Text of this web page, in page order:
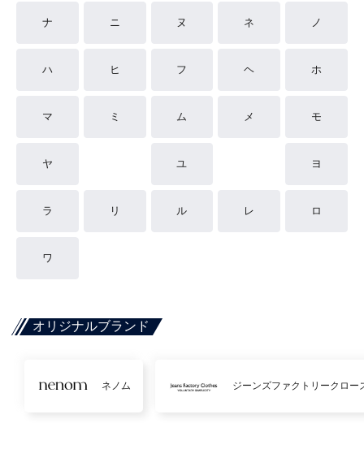
ナ ニ ヌ ネ ノ
ハ ヒ フ ヘ ホ
マ ミ ム メ モ
ヤ ユ ヨ
ラ リ ル レ ロ
ワ
オリジナルブランド
ネノム ジーンズファクトリークロー